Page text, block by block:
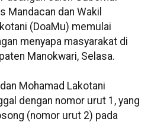
Mandacan dan Wakil
(DoaMu) memulai
menyapa masyarakat di
Manokwari, Selasa.
Mohamad Lakotani
dengan nomor urut 1, yang
(nomor urut 2) pada